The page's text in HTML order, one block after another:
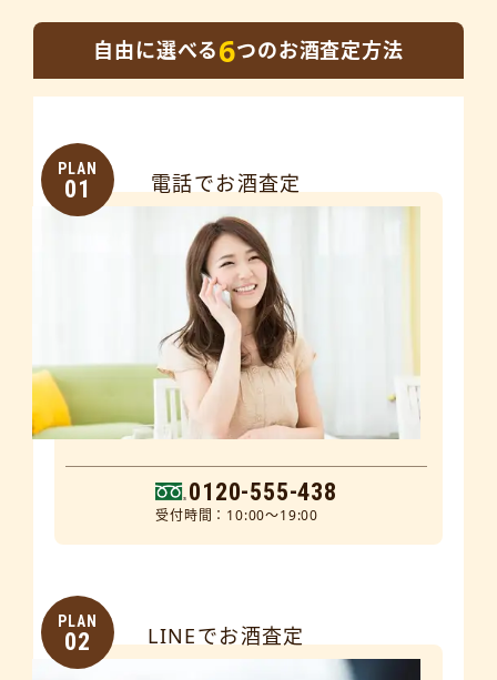
自由に選べる6つのお酒査定方法
PLAN
01 電話でお酒査定
0120-555-438
受付時間：10:00～19:00
PLAN
02 LINEでお酒査定